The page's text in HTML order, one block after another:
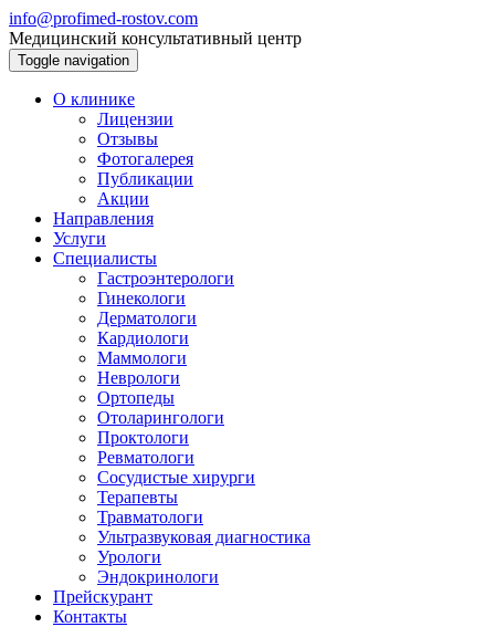
info@profimed-rostov.com
Медицинский консультативный центр
Toggle navigation
О клинике
Лицензии
Отзывы
Фотогалерея
Публикации
Акции
Направления
Услуги
Специалисты
Гастроэнтерологи
Гинекологи
Дерматологи
Кардиологи
Маммологи
Неврологи
Ортопеды
Отоларингологи
Проктологи
Ревматологи
Сосудистые хирурги
Терапевты
Травматологи
Ультразвуковая диагностика
Урологи
Эндокринологи
Прейскурант
Контакты